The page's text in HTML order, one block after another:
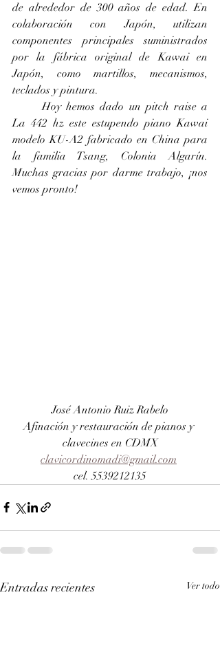
de alrededor de 300 años de edad. En
colaboración con Japón, utilizan
componentes principales suministrados
por la fábrica original de Kawai en
Japón, como martillos, mecanismos,
teclados y pintura.
	Hoy hemos dado un pitch raise a
La 442 hz este estupendo piano Kawai
modelo KU-A2 fabricado en China para
la familia Tsang, Colonia Algarín.
Muchas gracias por darme trabajo, ¡nos
vemos pronto!
José Antonio Ruiz Rabelo
Afinación y restauración de pianos y
clavecines en CDMX
clavicordinomadi@gmail.com
cel. 5539212135
Entradas recientes Ver todo